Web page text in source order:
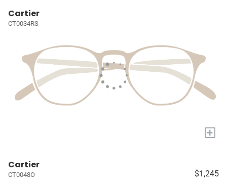
Cartier
CT0034RS
+
Cartier
CT0048O $1,245